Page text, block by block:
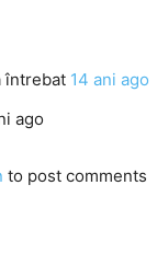
întrebat 14 ani ago
ago
to post comments